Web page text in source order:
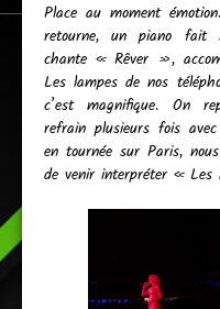
Place au moment
retourne, un piano fait
chante « Rêver »,
Les lampes de nos
c’est magnifique. On
refrain plusieurs fois
en tournée sur Paris,
de venir interpréter «